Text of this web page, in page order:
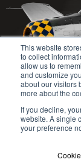
This website
to collect
allow us to
and customize
about our visitors
more about the
If you decline,
website. A single
your preference
Site